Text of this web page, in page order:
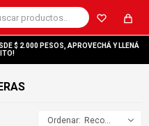
$ 2.000 PESOS, APROVECHÁ Y LLENÁ
Recomendados